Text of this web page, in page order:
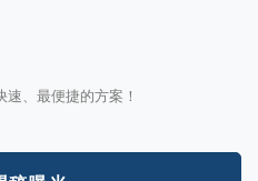
、最便捷的方案！